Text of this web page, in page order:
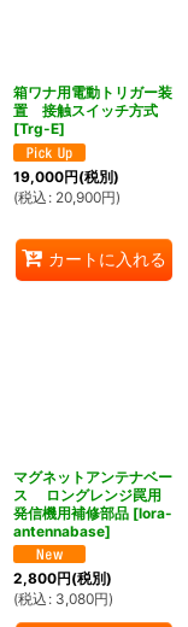
箱ワナ用電動トリガー装
置 接触スイッチ方式
[Trg-E]
19,000円(税別)
(税込 : 20,900円)
カートに入れる
マグネットアンテナベー
ス ロングレンジ罠用
発信機用補修部品 [lora-
antennabase]
2,800円(税別)
(税込 : 3,080円)